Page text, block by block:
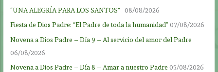
“UNA ALEGRÍA PARA LOS SANTOS”
08/08/2026
Fiesta de Dios Padre: “El Padre de toda la humanidad” 07/08/2026
Novena a Dios Padre – Día 9 – Al servicio del amor del Padre
06/08/2026
Novena a Dios Padre – Día 8 – Amar a nuestro Padre 05/08/2026